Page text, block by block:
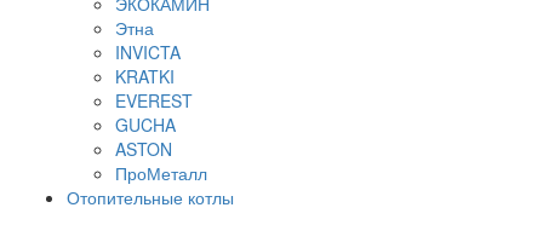
Этна
INVICTA
KRATKI
EVEREST
GUCHA
ASTON
ПроМеталл
Отопительные котлы